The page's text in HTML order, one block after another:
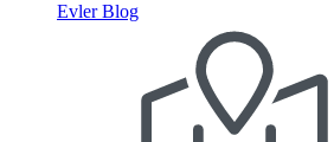
Evler Blog